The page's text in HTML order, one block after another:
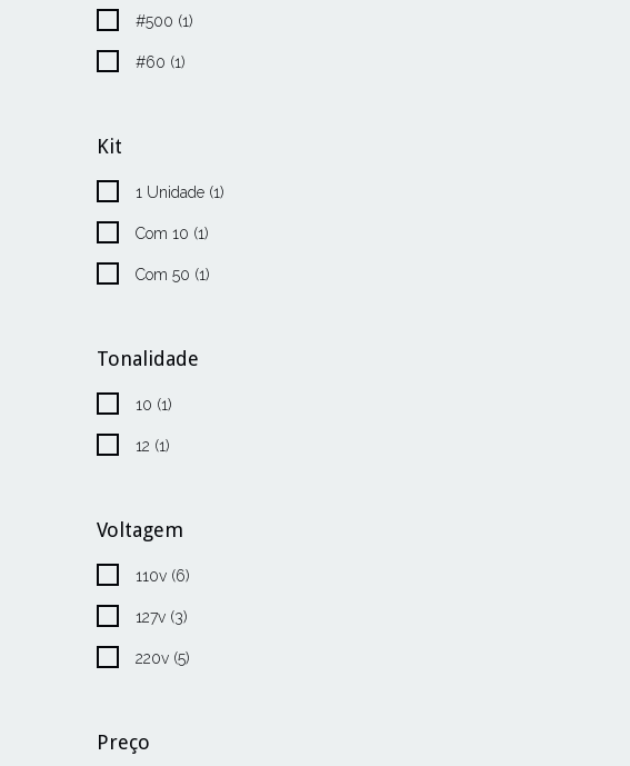
#500 (1)
#60 (1)
Kit
1 Unidade (1)
Com 10 (1)
Com 50 (1)
Tonalidade
10 (1)
12 (1)
Voltagem
110v (6)
127v (3)
220v (5)
Preço